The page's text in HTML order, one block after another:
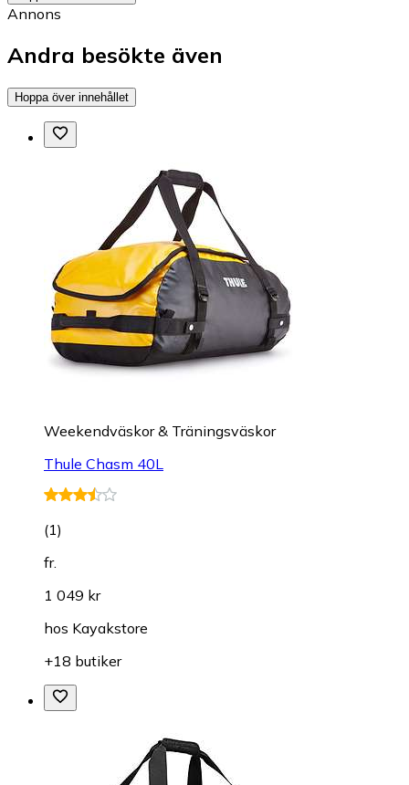
Annons
Andra besökte även
Hoppa över innehållet
Weekendväskor & Träningsväskor
Thule Chasm 40L
(1)
fr.
1 049 kr
hos Kayakstore
+18 butiker